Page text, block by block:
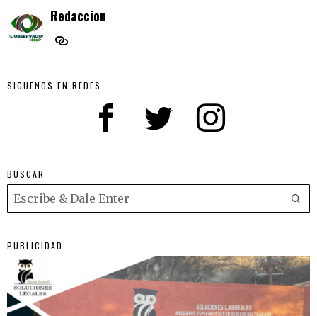
Redaccion
SIGUENOS EN REDES
BUSCAR
PUBLICIDAD